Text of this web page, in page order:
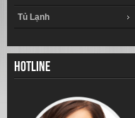
Tủ Lạnh
Hotline